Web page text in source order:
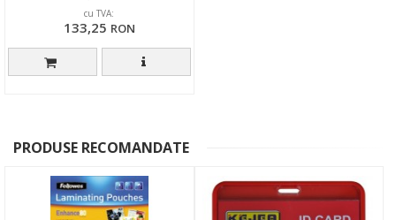
cu TVA:
133,25 RON
PRODUSE RECOMANDATE